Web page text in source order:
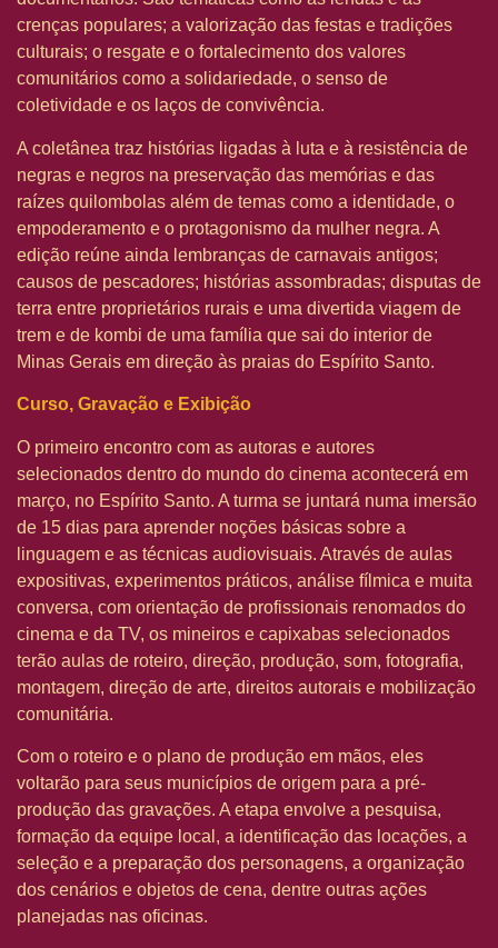
crenças populares; a valorização das festas e tradições
culturais; o resgate e o fortalecimento dos valores
comunitários como a solidariedade, o senso de
coletividade e os laços de convivência.
A coletânea traz histórias ligadas à luta e à resistência de
negras e negros na preservação das memórias e das
raízes quilombolas além de temas como a identidade, o
empoderamento e o protagonismo da mulher negra. A
edição reúne ainda lembranças de carnavais antigos;
causos de pescadores; histórias assombradas; disputas de
terra entre proprietários rurais e uma divertida viagem de
trem e de kombi de uma família que sai do interior de
Minas Gerais em direção às praias do Espírito Santo.
Curso, Gravação e Exibição
O primeiro encontro com as autoras e autores
selecionados dentro do mundo do cinema acontecerá em
março, no Espírito Santo. A turma se juntará numa imersão
de 15 dias para aprender noções básicas sobre a
linguagem e as técnicas audiovisuais. Através de aulas
expositivas, experimentos práticos, análise fílmica e muita
conversa, com orientação de profissionais renomados do
cinema e da TV, os mineiros e capixabas selecionados
terão aulas de roteiro, direção, produção, som, fotografia,
montagem, direção de arte, direitos autorais e mobilização
comunitária.
Com o roteiro e o plano de produção em mãos, eles
voltarão para seus municípios de origem para a pré-
produção das gravações. A etapa envolve a pesquisa,
formação da equipe local, a identificação das locações, a
seleção e a preparação dos personagens, a organização
dos cenários e objetos de cena, dentre outras ações
planejadas nas oficinas.